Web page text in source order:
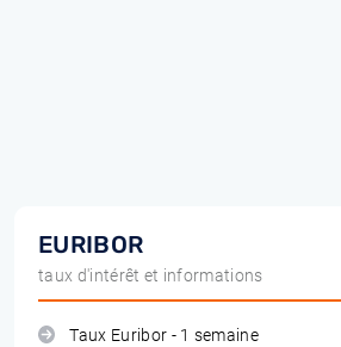
EURIBOR
taux d'intérêt et informations
Taux Euribor - 1 semaine